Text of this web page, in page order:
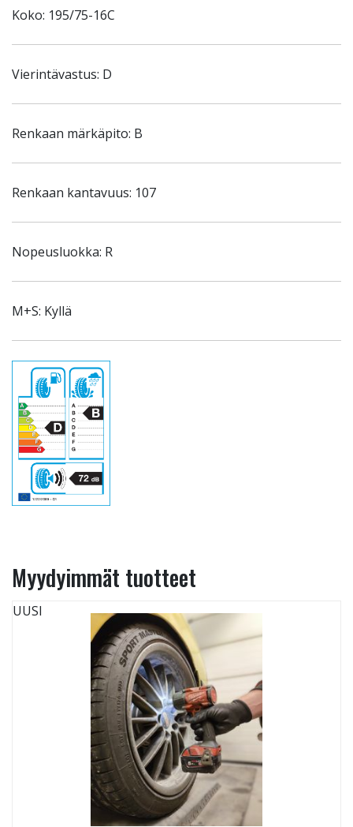
Koko: 195/75-16C
Vierintävastus: D
Renkaan märkäpito: B
Renkaan kantavuus: 107
Nopeusluokka: R
M+S: Kyllä
Myydyimmät tuotteet
UUSI